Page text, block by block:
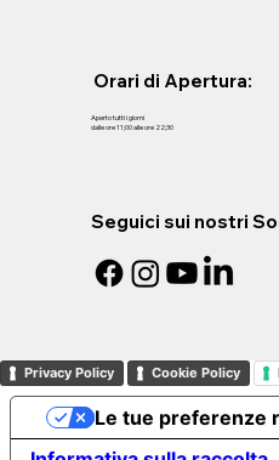
Aperto tutti i giorni
dalle ore 11;00 alle ore 22;30
Orari di Apertura:
Seguici sui nostri
Privacy Policy Cookie Policy
Le tue preferenze